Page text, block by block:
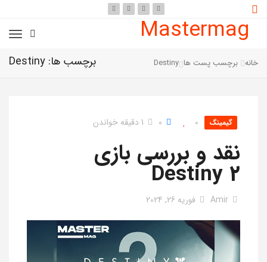
Mastermag
برچسب ها: Destiny خانه برچسب پست ها Destiny
گیمینگ 0
0 1 دقیقه خواندن
نقد و بررسی بازی
Destiny 2
Amir فوریه 26, 2024